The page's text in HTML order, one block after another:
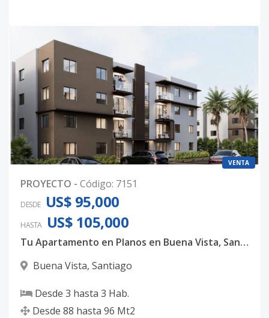
VENTA
PROYECTO - Código: 7151
DESDE US$ 95,000
HASTA US$ 105,000
Tu Apartamento en Planos en Buena Vista, Santiago | Desde US$66,000 🏗️✨
Buena Vista, Santiago
Desde 3 hasta 3 Hab.
Desde 88 hasta 96 Mt2